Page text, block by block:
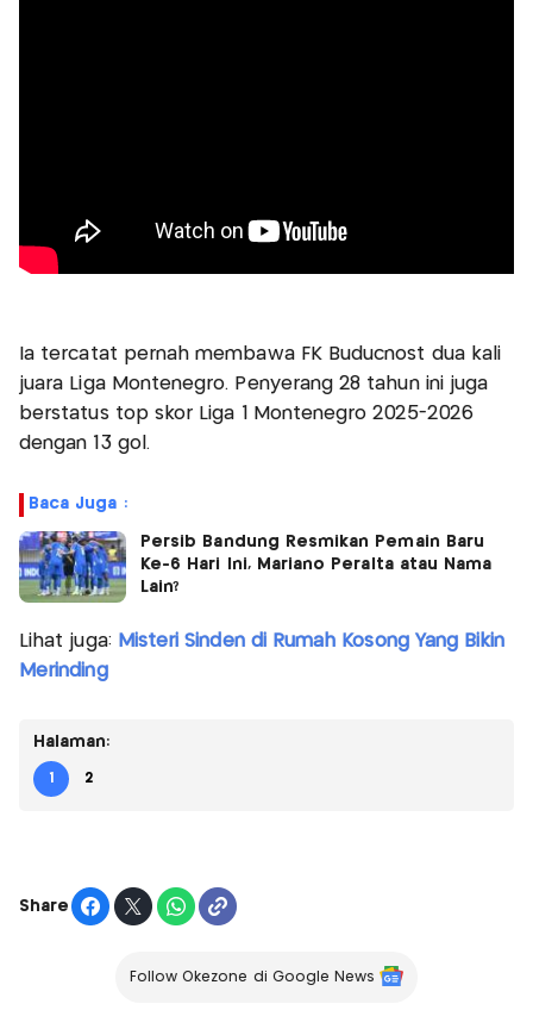
Ia tercatat pernah membawa FK Buducnost dua kali
juara Liga Montenegro. Penyerang 28 tahun ini juga
berstatus top skor Liga 1 Montenegro 2025-2026
dengan 13 gol.
Baca Juga :
Persib Bandung Resmikan Pemain Baru
Ke-6 Hari Ini, Mariano Peralta atau Nama
Lain?
Lihat juga: Misteri Sinden di Rumah Kosong Yang Bikin
Merinding
Halaman:
1 2
Share
Follow Okezone di Google News